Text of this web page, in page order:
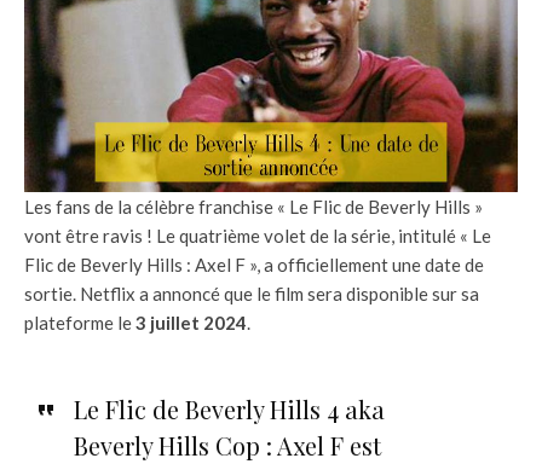
Les fans de la célèbre franchise « Le Flic de Beverly Hills »
vont être ravis ! Le quatrième volet de la série, intitulé « Le
Flic de Beverly Hills : Axel F », a officiellement une date de
sortie. Netflix a annoncé que le film sera disponible sur sa
plateforme le3 juillet 2024.
Le Flic de Beverly Hills 4 aka
Beverly Hills Cop : Axel F est